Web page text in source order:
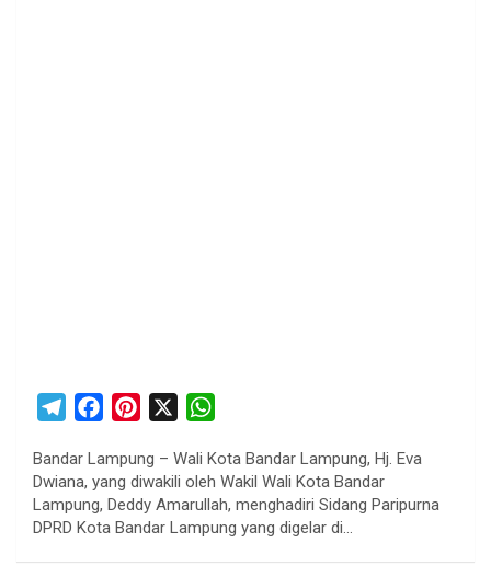
l
e
g
c
e
b
n
t
e
a
s
Bandar Lampung – Wali Kota Bandar Lampung, Hj. Eva
Dwiana, yang diwakili oleh Wakil Wali Kota Bandar
Lampung, Deddy Amarullah, menghadiri Sidang Paripurna
DPRD Kota Bandar Lampung yang digelar di…